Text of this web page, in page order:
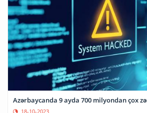
Azərbaycanda 9 ayda 700 milyondan çox
18-10-2023